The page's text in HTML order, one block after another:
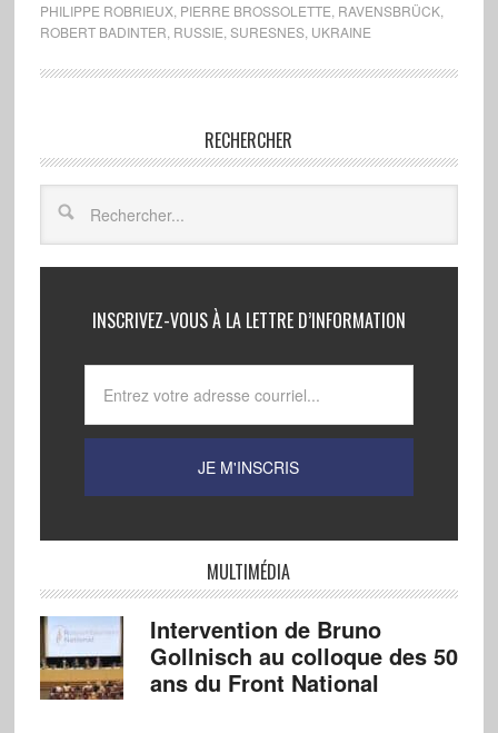
PHILIPPE ROBRIEUX, PIERRE BROSSOLETTE RAVENSBRÜCK,
ROBERT BADINTER RUSSIE SURESNES, UKRAINE
RECHERCHER
INSCRIVEZ-VOUS À LA LETTRE D’INFORMATION
MULTIMÉDIA
Intervention de Bruno
Gollnisch au colloque des 50
ans du Front National